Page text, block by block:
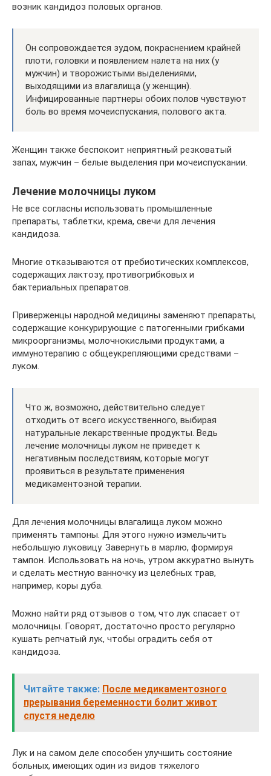
возник кандидоз половых органов.
Он сопровождается зудом, покраснением крайней
плоти, головки и появлением налета на них (у
мужчин) и творожистыми выделениями,
выходящими из влагалища (у женщин).
Инфицированные партнеры обоих полов чувствуют
боль во время мочеиспускания, полового акта.
Женщин также беспокоит неприятный резковатый
запах, мужчин – белые выделения при мочеиспускании.
Лечение молочницы луком
Не все согласны использовать промышленные
препараты, таблетки, крема, свечи для лечения
кандидоза.
Многие отказываются от пребиотических комплексов,
содержащих лактозу, противогрибковых и
бактериальных препаратов.
Приверженцы народной медицины заменяют препараты,
содержащие конкурирующие с патогенными грибками
микроорганизмы, молочнокислыми продуктами, а
иммунотерапию с общеукрепляющими средствами –
луком.
Что ж, возможно, действительно следует
отходить от всего искусственного, выбирая
натуральные лекарственные продукты. Ведь
лечение молочницы луком не приведет к
негативным последствиям, которые могут
проявиться в результате применения
медикаментозной терапии.
Для лечения молочницы влагалища луком можно
применять тампоны. Для этого нужно измельчить
небольшую луковицу. Завернуть в марлю, формируя
тампон. Использовать на ночь, утром аккуратно вынуть
и сделать местную ванночку из целебных трав,
например, коры дуба.
Можно найти ряд отзывов о том, что лук спасает от
молочницы. Говорят, достаточно просто регулярно
кушать репчатый лук, чтобы оградить себя от
кандидоза.
Читайте также: После медикаментозного
прерывания беременности болит живот
спустя неделю
Лук и на самом деле способен улучшить состояние
больных, имеющих один из видов тяжелого